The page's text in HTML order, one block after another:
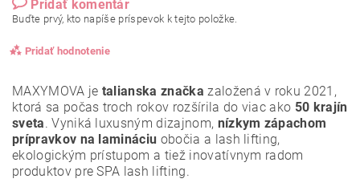
Pridať komentár
Buďte prvý, kto napíše príspevok k tejto položke.
Pridať hodnotenie
MAXYMOVA je talianska značka založená v roku 2021,
ktorá sa počas troch rokov rozšírila do viac ako 50 krajín
sveta. Vyniká luxusným dizajnom, nízkym zápachom
prípravkov na lamináciu obočia a lash lifting,
ekologickým prístupom a tiež inovatívnym radom
produktov pre SPA lash lifting.